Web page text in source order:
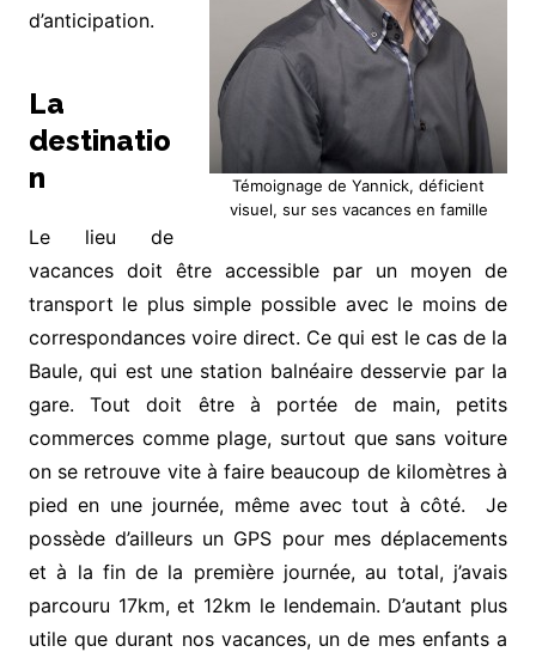
Témoignage de Yannick, déficient
visuel, sur ses vacances en famille
d’anticipation.
La
destinatio
n
Le lieu de
vacances doit être accessible par un moyen de
transport le plus simple possible avec le moins de
correspondances voire direct. Ce qui est le cas de la
Baule, qui est une station balnéaire desservie par la
gare. Tout doit être à portée de main, petits
commerces comme plage, surtout que sans voiture
on se retrouve vite à faire beaucoup de kilomètres à
pied en une journée, même avec tout à côté. Je
possède d’ailleurs un GPS pour mes déplacements
et à la fin de la première journée, au total, j’avais
parcouru 17km, et 12km le lendemain. D’autant plus
utile que durant nos vacances, un de mes enfants a